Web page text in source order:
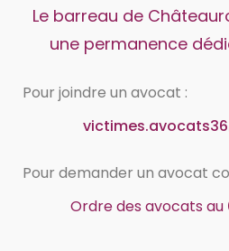
Le barreau de
une permanence
Pour joindre un avocat :
Pour demander un avocat
Ordre des avocats au